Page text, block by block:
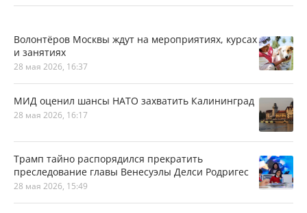
Волонтёров Москвы ждут на мероприятиях, курсах
и занятиях
28 мая 2026, 16:37
МИД оценил шансы НАТО захватить Калининград
28 мая 2026, 16:17
Трамп тайно распорядился прекратить
преследование главы Венесуэлы Делси Родригес
28 мая 2026, 15:49